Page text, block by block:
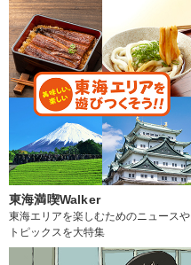
東海満喫Walker
東海エリアを楽しむためのニュースや
トピックスを大特集